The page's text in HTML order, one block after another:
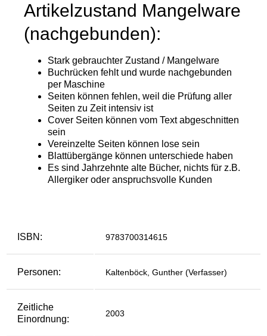
ISBN: 9783700314615
Personen: Kaltenböck, Gunther (Verfasser)
Zeitliche
Einordnung:
2003